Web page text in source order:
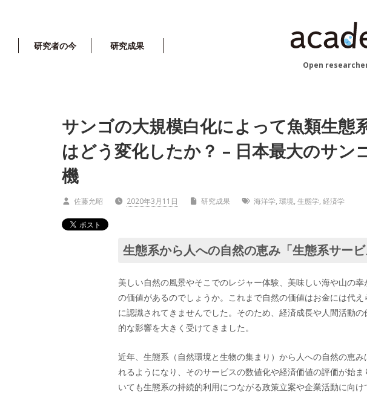
Open
研究者の今 研究成果
サンゴの大規模白化によって魚類生態
はどう変化したか？ – 日本最大のサン
機
佐藤允昭 2020年3月11日 研究成果 海洋学, 環境, 生態学, 経済学
生態系から人への自然の恵み「生態系サー
美しい自然の風景やそこでのレジャー体験、美味しい海や山の
の価値があるのでしょうか。これまで自然の価値はお金には代
に認識されてきませんでした。そのため、経済成長や人間活動
的な影響を大きく受けてきました。
近年、生態系（自然環境と生物の集まり）から人への自然の恵
れるようになり、そのサービスの数値化や経済価値の評価が始
いても生態系の持続的利用につながる政策立案や企業活動に向